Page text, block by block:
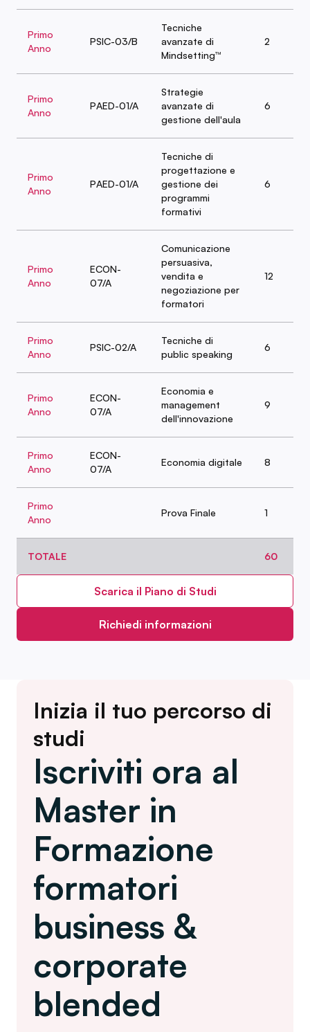
Primo
Anno
PSIC-03/B
Tecniche
avanzate di
Mindsetting™
2
Primo
Anno
PAED-01/A
Strategie
avanzate di
gestione dell'aula
6
Primo
Anno
PAED-01/A
Tecniche di
progettazione e
gestione dei
programmi
formativi
6
Primo
Anno
ECON-
07/A
Comunicazione
persuasiva,
vendita e
negoziazione per
formatori
12
Primo
Anno
PSIC-02/A
Tecniche di
public speaking
6
Primo
Anno
ECON-
07/A
Economia e
management
dell'innovazione
9
Primo
Anno
ECON-
07/A
Economia digitale 8
Primo
Anno
Prova Finale 1
TOTALE 60
Scarica il Piano di Studi
Richiedi informazioni
Inizia il tuo percorso di
studi
Iscriviti ora al
Master in
Formazione
formatori
business &
corporate
blended